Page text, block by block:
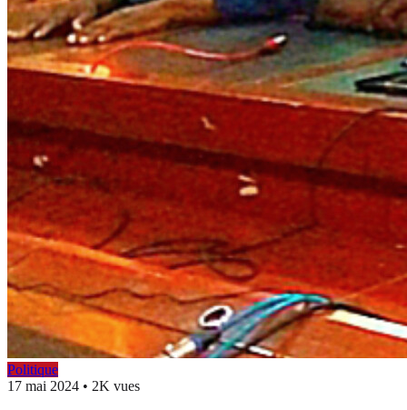
Politique
17 mai 2024 • 2K vues